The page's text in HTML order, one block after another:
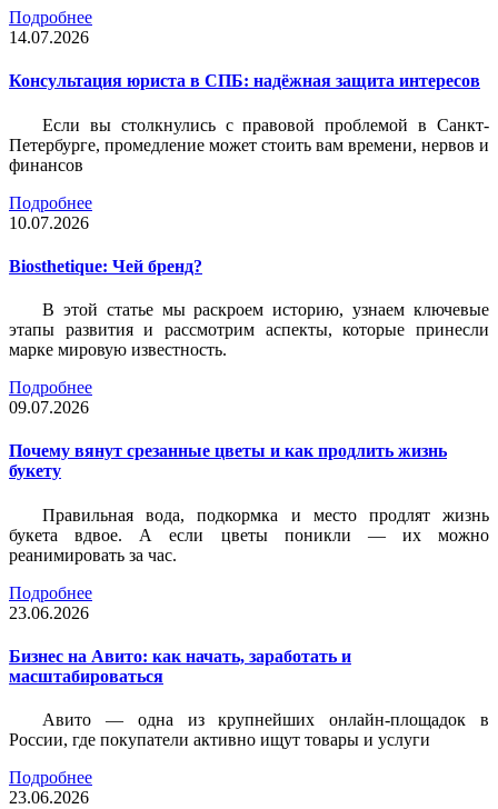
Подробнее
14.07.2026
Консультация юриста в СПБ: надёжная защита интересов
Если вы столкнулись с правовой проблемой в Санкт-
Петербурге, промедление может стоить вам времени, нервов и
финансов
Подробнее
10.07.2026
Biosthetique: Чей бренд?
В этой статье мы раскроем историю, узнаем ключевые
этапы развития и рассмотрим аспекты, которые принесли
марке мировую известность.
Подробнее
09.07.2026
Почему вянут срезанные цветы и как продлить жизнь
букету
Правильная вода, подкормка и место продлят жизнь
букета вдвое. А если цветы поникли — их можно
реанимировать за час.
Подробнее
23.06.2026
Бизнес на Авито: как начать, заработать и
масштабироваться
Авито — одна из крупнейших онлайн-площадок в
России, где покупатели активно ищут товары и услуги
Подробнее
23.06.2026